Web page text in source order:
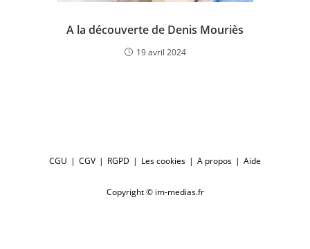
A la découverte de Denis Mouriès
19 avril 2024
CGU CGV RGPD Les cookies A propos Aide
Copyright © im-medias.fr